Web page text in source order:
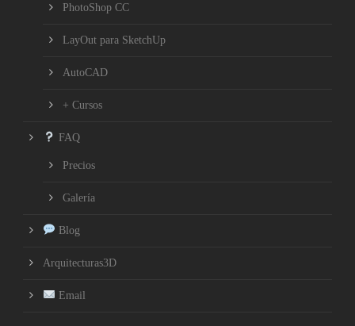
PhotoShop CC
LayOut para SketchUp
AutoCAD
+ Cursos
FAQ
Precios
Galería
Blog
Arquitecturas3D
Email